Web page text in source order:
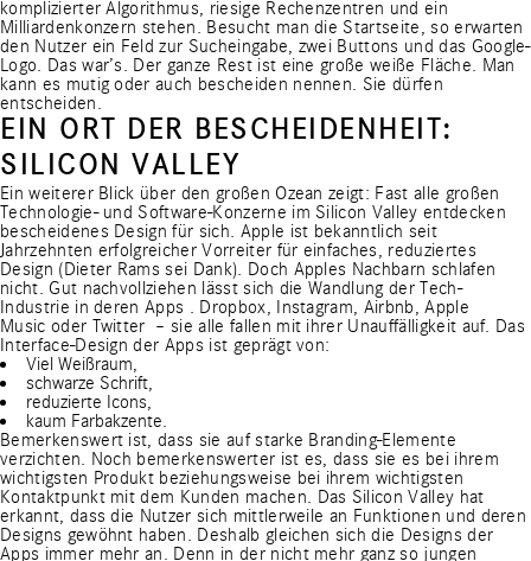
komplizierter Algorithmus, riesige Rechenzentren und ein
Milliardenkonzern stehen. Besucht man die Startseite, so erwarten
den Nutzer ein Feld zur Sucheingabe, zwei Buttons und das Google-
Logo. Das war’s. Der ganze Rest ist eine große weiße Fläche. Man
kann es mutig oder auch bescheiden nennen. Sie dürfen
entscheiden.
EIN ORT DER BESCHEIDENHEIT:
SILICON VALLEY
Ein weiterer Blick über den großen Ozean zeigt: Fast alle großen
Technologie- und Software-Konzerne im Silicon Valley entdecken
bescheidenes Design für sich. Apple ist bekanntlich seit
Jahrzehnten erfolgreicher Vorreiter für einfaches, reduziertes
Design (Dieter Rams sei Dank). Doch Apples Nachbarn schlafen
nicht. Gut nachvollziehen lässt sich die Wandlung der Tech-
Industrie in deren Apps . Dropbox, Instagram, Airbnb,Apple
Music oder Twitter – sie alle fallen mit ihrer Unauffälligkeit auf. Das
Interface-Design der Apps ist geprägt von:
Viel Weißraum,
schwarze Schrift,
reduzierte Icons,
kaum Farbakzente.
Bemerkenswert ist, dass sie auf starke Branding-Elemente
verzichten. Noch bemerkenswerter ist es, dass sie es bei ihrem
wichtigsten Produkt beziehungsweise bei ihrem wichtigsten
Kontaktpunkt mit dem Kunden machen. Das Silicon Valley hat
erkannt, dass die Nutzer sich mittlerweile an Funktionen und deren
Designs gewöhnt haben. Deshalb gleichen sich die Designs der
Apps immer mehr an. Denn in der nicht mehr ganz so jungen